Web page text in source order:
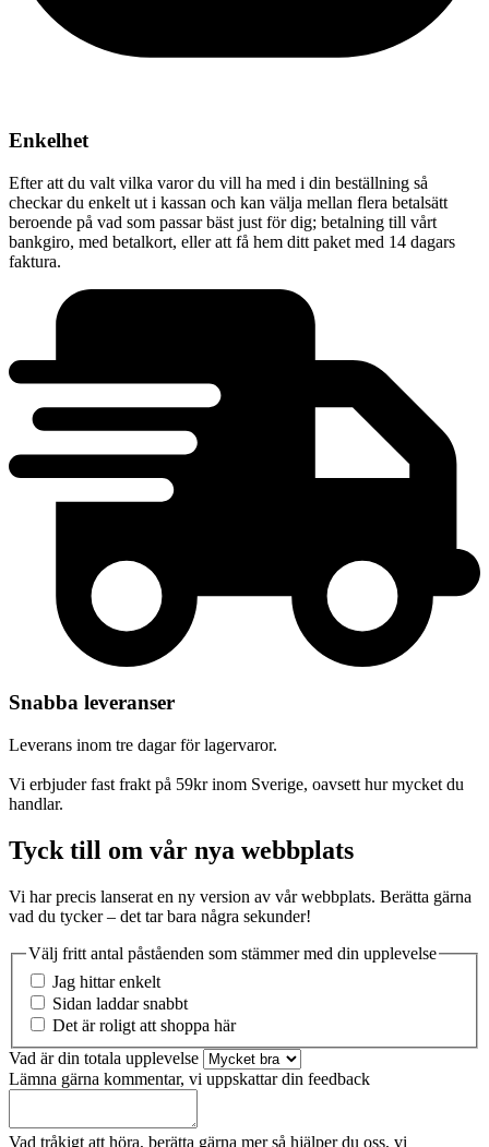
Enkelhet
Efter att du valt vilka varor du vill ha med i din beställning så
checkar du enkelt ut i kassan och kan välja mellan flera betalsätt
beroende på vad som passar bäst just för dig; betalning till vårt
bankgiro, med betalkort, eller att få hem ditt paket med 14 dagars
faktura.
Snabba leveranser
Leverans inom tre dagar för lagervaror.
Vi erbjuder fast frakt på 59kr inom Sverige, oavsett hur mycket du
handlar.
Tyck till om vår nya webbplats
Vi har precis lanserat en ny version av vår webbplats. Berätta gärna
vad du tycker – det tar bara några sekunder!
Välj fritt antal påståenden som stämmer med din upplevelse
Jag hittar enkelt
Sidan laddar snabbt
Det är roligt att shoppa här
Vad är din totala upplevelse
Lämna gärna kommentar, vi uppskattar din feedback
Vad tråkigt att höra, berätta gärna mer så hjälper du oss, vi